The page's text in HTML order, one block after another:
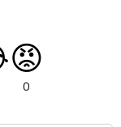
😡
0